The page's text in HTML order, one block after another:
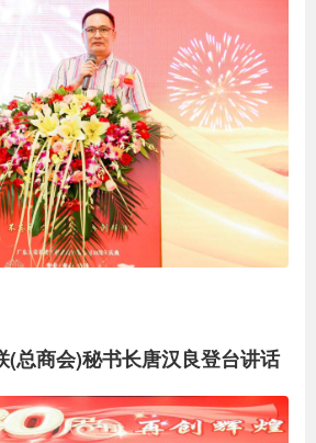
(总商会)秘书长唐汉良登台讲话